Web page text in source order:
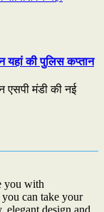
यहां की पुलिस कप्तान
एसपी मंडी की नई
you with
can take your
elegant design and